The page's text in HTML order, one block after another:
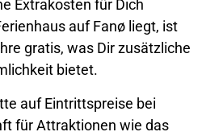
Extrakosten für Dich
auf Fanø liegt, ist
gratis, was Dir zusätzliche
bietet.
auf Eintrittspreise bei
für Attraktionen wie das